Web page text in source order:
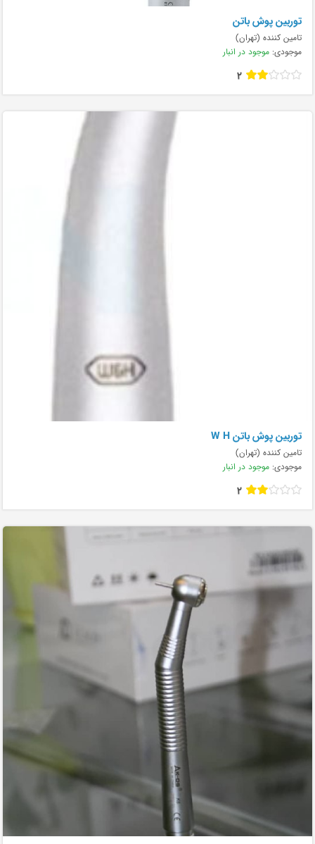
توربین پوش باتن
تامین کننده (تهران)
موجودی: موجود در انبار
2
توربین پوش باتن W H
تامین کننده (تهران)
موجودی: موجود در انبار
2